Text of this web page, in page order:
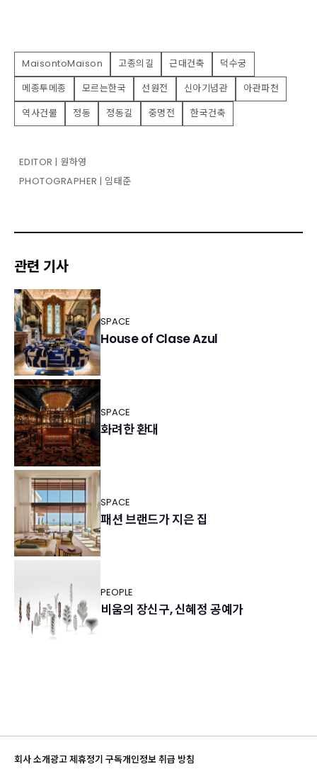
MaisontoMaison 고종의길 근대건축
덕수궁
메종투메종
모르는한국 선원전 신아기념관
아관파천
역사건물
정동 정동길 중명전 한국건축
EDITOR | 원하영
PHOTOGRAPHER | 임태준
관련 기사
SPACE
House of Clase Azul
SPACE
화려한 환대
SPACE
패션 브랜드가 지은 집
PEOPLE
비움의 장신구, 신혜정 공예가
회사 소개광고 제휴정기 구독개인정보 취급 방침